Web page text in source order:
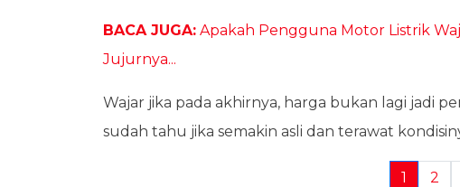
BACA JUGA: Apakah Pengguna Motor Listrik
Jujurnya...
Wajar jika pada akhirnya, harga bukan lagi jadi
sudah tahu jika semakin asli dan terawat
1 2